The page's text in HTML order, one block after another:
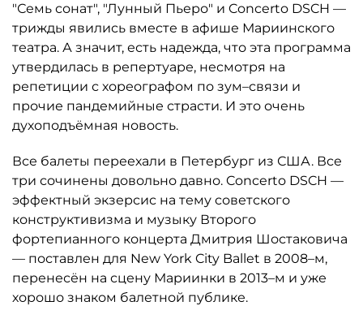
"Семь сонат", "Лунный Пьеро" и Concerto DSCH —
трижды явились вместе в афише Мариинского
театра. А значит, есть надежда, что эта программа
утвердилась в репертуаре, несмотря на
репетиции с хореографом по зум–связи и
прочие пандемийные страсти. И это очень
духоподъёмная новость.
Все балеты переехали в Петербург из США. Все
три сочинены довольно давно. Concerto DSCH —
эффектный экзерсис на тему советского
конструктивизма и музыку Второго
фортепианного концерта Дмитрия Шостаковича
— поставлен для New York City Ballet в 2008–м,
перенесён на сцену Мариинки в 2013–м и уже
хорошо знаком балетной публике.